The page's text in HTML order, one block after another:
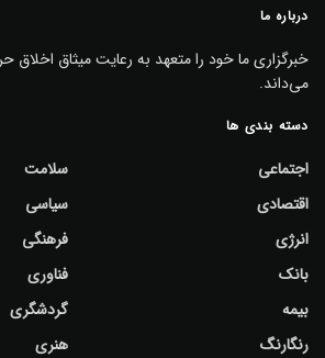
درباره ما
خبرگزاری ما خود را متعهد به رعایت میثاق اخلاق
می‌داند.
دسته بندی ها
اجتماعی
اقتصادی
انرژی
بانک
بیمه
رنگارنگ
سلامت
سیاسی
فرهنگی
فناوری
گردشگری
هنری